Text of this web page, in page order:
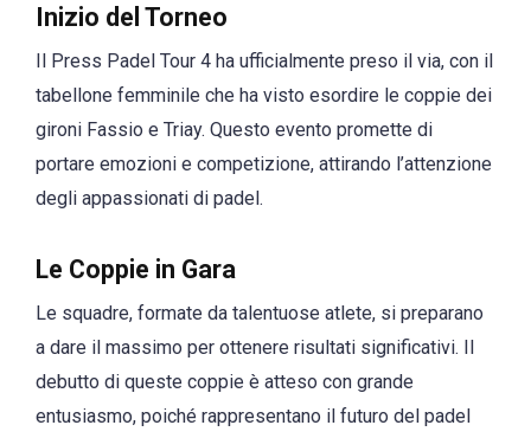
Inizio del Torneo
Il Press Padel Tour 4 ha ufficialmente preso il via, con il
tabellone femminile che ha visto esordire le coppie dei
gironi Fassio e Triay. Questo evento promette di
portare emozioni e competizione, attirando l’attenzione
degli appassionati di padel.
Le Coppie in Gara
Le squadre, formate da talentuose atlete, si preparano
a dare il massimo per ottenere risultati significativi. Il
debutto di queste coppie è atteso con grande
entusiasmo, poiché rappresentano il futuro del padel